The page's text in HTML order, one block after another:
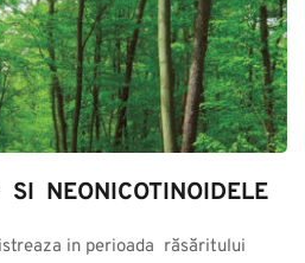
SI  NEONICOTINOIDELE
in perioada  răsăritului